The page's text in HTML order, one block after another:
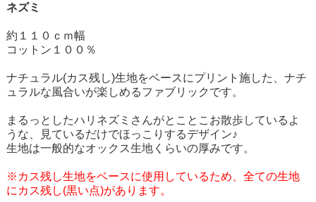
ネズミ
約１１０ｃｍ幅
コットン１００％
ナチュラル(カス残し)生地をベースにプリント施した、ナチ
ュラルな風合いが楽しめるファブリックです。
まるっとしたハリネズミさんがとことこお散歩しているよ
うな、見ているだけでほっこりするデザイン♪
生地は一般的なオックス生地くらいの厚みです。
※カス残し生地をベースに使用しているため、全ての生地
にカス残し(黒い点)があります。